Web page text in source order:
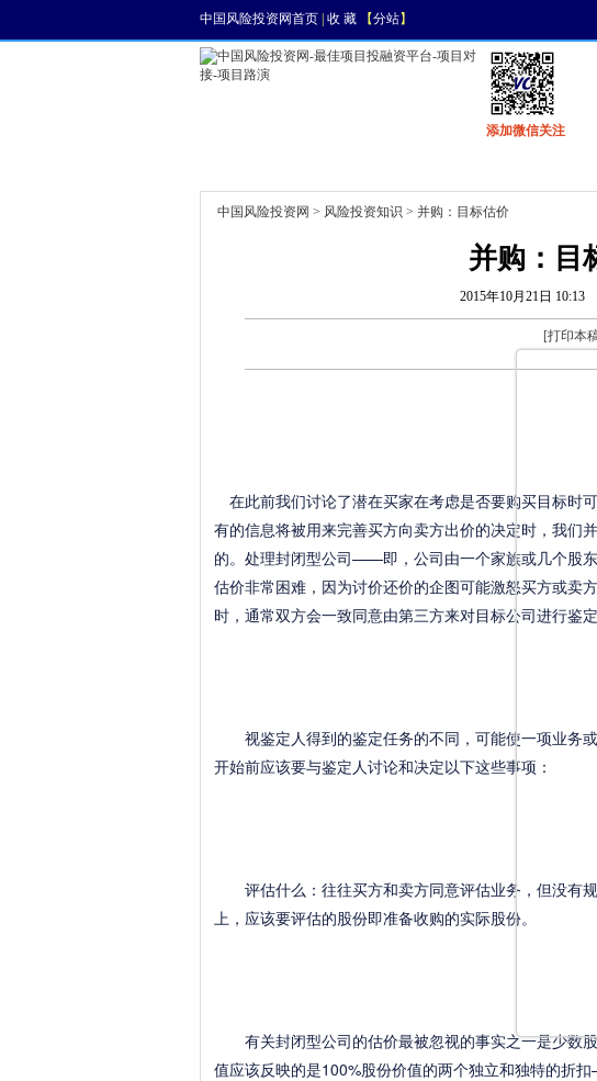
中国风险投资网首页 收 藏 【分站】
添加微信关注
中国风险投资网 > 风险投资知识 > 并购：目标估价
并购：目
2015年10月21日 10:13
[打印本
在此前我们讨论了潜在买家在考虑是否要购买目标时
有的信息将被用来完善买方向卖方出价的决定时，我们
的。处理封闭型公司——即，公司由一个家族或几个股
估价非常困难，因为讨价还价的企图可能激怒买方或卖
时，通常双方会一致同意由第三方来对目标公司进行鉴定
视鉴定人得到的鉴定任务的不同，可能使一项业务
开始前应该要与鉴定人讨论和决定以下这些事项：
评估什么：往往买方和卖方同意评估业务，但没有
上，应该要评估的股份即准备收购的实际股份。
有关封闭型公司的估价最被忽视的事实之一是少数
值应该反映的是100%股份价值的两个独立和独特的折